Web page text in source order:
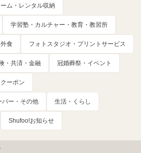
ム・レンタル収納
学習塾・カルチャー・教育・教習所
食 フォトスタジオ・プリントサービス
・共済・金融 冠婚葬祭・イベント
ーポン
パー・その他 生活・くらし
Shufoo!お知らせ